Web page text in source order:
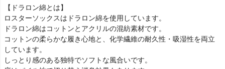
【ドラロン綿とは】
ロスターソックスはドラロン綿を使用しています。
ドラロン綿はコットンとアクリルの混紡素材です。
コットンの柔らかな履き心地と、化学繊維の耐久性・吸湿性を両立
しています。
しっとり感のある独特でソフトな風合いです。